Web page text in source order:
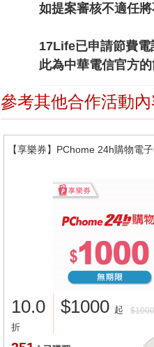
如提案審核不適任將
17Life已申請節費電
此為中華電信官方
參考其他合作活動
【享樂券】PChome 24h購物電子
10.0
折
$1000 起 $1000